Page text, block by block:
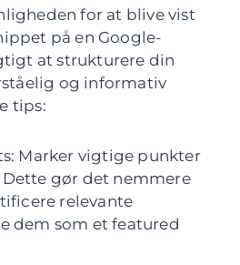
for at blive vist
på en Google-
at strukturere din
og informativ
tips:
Marker vigtige punkter
gør det nemmere
relevante
dem som et featured